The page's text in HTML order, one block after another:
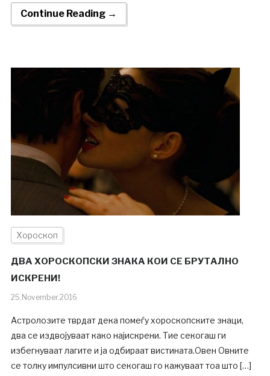
Continue Reading →
Хороскоп
ДВА ХОРОСКОПСКИ ЗНАКА КОИ СЕ БРУТАЛНО
ИСКРЕНИ!
25.November.2016
Астролозите тврдат дека помеѓу хороскопските знаци,
два се издвојуваат како најискрени. Тие секогаш ги
избегнуваат лагите и ја одбираат вистината.Овен Овните
се толку импулсивни што секогаш го кажуваат тоа што […]